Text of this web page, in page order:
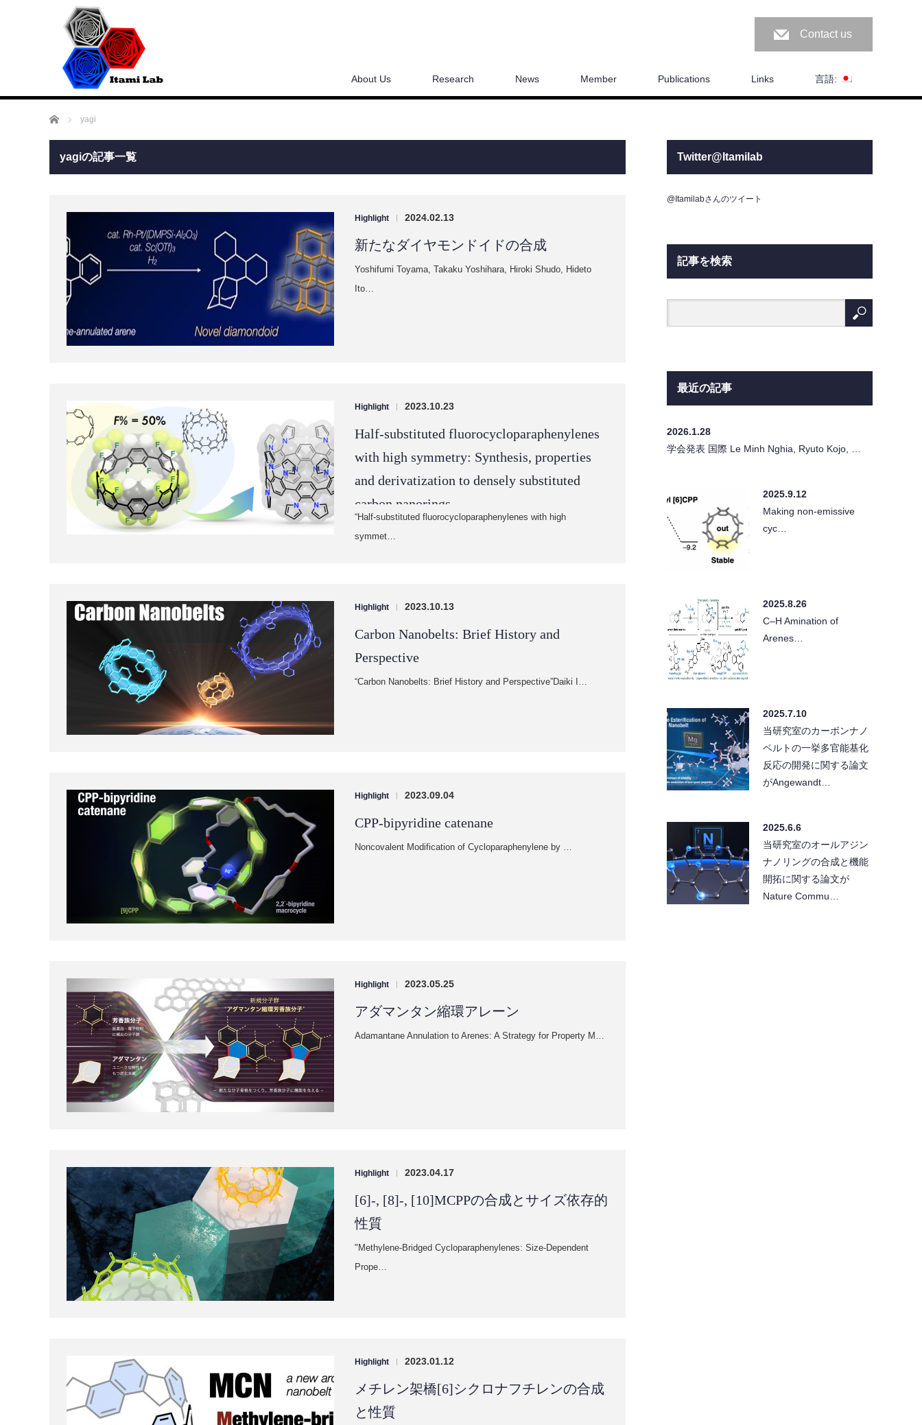
Contact us
About Us Research News Member Publications Links 言語:
ホーム yagi
yagiの記事一覧
Highlight | 2024.02.13
新たなダイヤモンドイドの合成
Yoshifumi Toyama, Takaku Yoshihara, Hiroki Shudo, Hideto
Ito…
Highlight | 2023.10.23
Half-substituted fluorocycloparaphenylenes
with high symmetry: Synthesis, properties
and derivatization to densely substituted
carbon nanorings
“Half-substituted fluorocycloparaphenylenes with high
symmet…
Highlight | 2023.10.13
Carbon Nanobelts: Brief History and
Perspective
“Carbon Nanobelts: Brief History and Perspective”Daiki I…
Highlight | 2023.09.04
CPP-bipyridine catenane
Noncovalent Modification of Cycloparaphenylene by …
Highlight | 2023.05.25
アダマンタン縮環アレーン
Adamantane Annulation to Arenes: A Strategy for Property M…
Highlight | 2023.04.17
[6]-, [8]-, [10]MCPPの合成とサイズ依存的
性質
"Methylene-Bridged Cycloparaphenylenes: Size-Dependent
Prope…
Highlight | 2023.01.12
メチレン架橋[6]シクロナフチレンの合成
と性質
Twitter@Itamilab
@Itamilabさんのツイート
記事を検索
最近の記事
2026.1.28
学会発表 国際 Le Minh Nghia, Ryuto Kojo, …
2025.9.12
Making non-emissive
cyc…
2025.8.26
C–H Amination of
Arenes…
2025.7.10
当研究室のカーボンナノ
ベルトの一挙多官能基化
反応の開発に関する論文
がAngewandt…
2025.6.6
当研究室のオールアジン
ナノリングの合成と機能
開拓に関する論文が
Nature Commu…